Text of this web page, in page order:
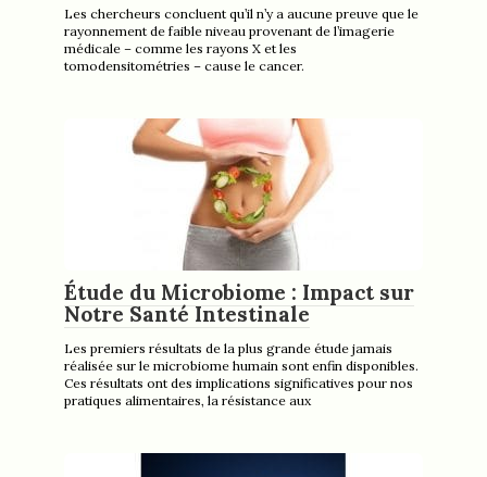
Les chercheurs concluent qu’il n’y a aucune preuve que le
rayonnement de faible niveau provenant de l’imagerie
médicale – comme les rayons X et les
tomodensitométries – cause le cancer.
Étude du Microbiome : Impact sur
Notre Santé Intestinale
Les premiers résultats de la plus grande étude jamais
réalisée sur le microbiome humain sont enfin disponibles.
Ces résultats ont des implications significatives pour nos
pratiques alimentaires, la résistance aux